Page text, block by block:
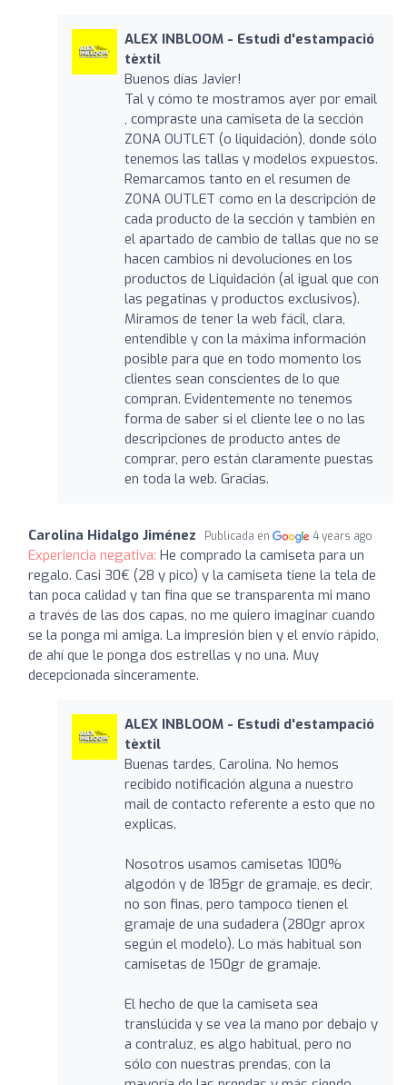
ALEX INBLOOM - Estudi d'estampació
tèxtil
Buenos días Javier!
Tal y cómo te mostramos ayer por email
, compraste una camiseta de la sección
ZONA OUTLET (o liquidación), donde sólo
tenemos las tallas y modelos expuestos.
Remarcamos tanto en el resumen de
ZONA OUTLET como en la descripción de
cada producto de la sección y también en
el apartado de cambio de tallas que no se
hacen cambios ni devoluciones en los
productos de Liquidación (al igual que con
las pegatinas y productos exclusivos).
Miramos de tener la web fácil, clara,
entendible y con la máxima información
posible para que en todo momento los
clientes sean conscientes de lo que
compran. Evidentemente no tenemos
forma de saber si el cliente lee o no las
descripciones de producto antes de
comprar, pero están claramente puestas
en toda la web. Gracias.
Carolina Hidalgo Jiménez Publicada en 4 years ago
Experiencia negativa: He comprado la camiseta para un
regalo. Casi 30€ (28 y pico) y la camiseta tiene la tela de
tan poca calidad y tan fina que se transparenta mi mano
a través de las dos capas, no me quiero imaginar cuando
se la ponga mi amiga. La impresión bien y el envío rápido,
de ahí que le ponga dos estrellas y no una. Muy
decepcionada sinceramente.
ALEX INBLOOM - Estudi d'estampació
tèxtil
Buenas tardes, Carolina. No hemos
recibido notificación alguna a nuestro
mail de contacto referente a esto que no
explicas.
Nosotros usamos camisetas 100%
algodón y de 185gr de gramaje, es decir,
no son finas, pero tampoco tienen el
gramaje de una sudadera (280gr aprox
según el modelo). Lo más habitual son
camisetas de 150gr de gramaje.
El hecho de que la camiseta sea
translúcida y se vea la mano por debajo y
a contraluz, es algo habitual, pero no
sólo con nuestras prendas, con la